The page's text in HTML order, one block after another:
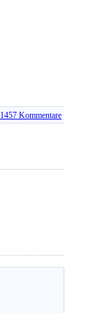
Kommentare